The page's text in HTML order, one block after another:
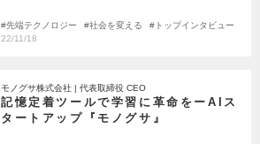
先端テクノロジー 社会を変える
トップインタビュー
22/11/18
モノグサ株式会社 | 代表取締役 CEO
記憶定着ツールで学習に革命をーAIス
タートアップ『モノグサ』